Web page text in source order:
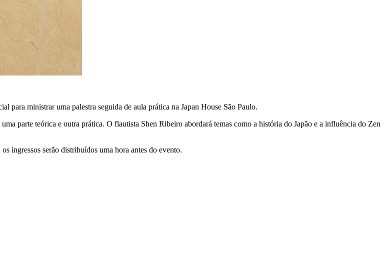
para ministrar uma palestra seguida de aula prática na Japan House São Paulo.
parte teórica e outra prática. O flautista Shen Ribeiro abordará temas como a história do Japão e a influência do Zen
ingressos serão distribuídos uma hora antes do evento.